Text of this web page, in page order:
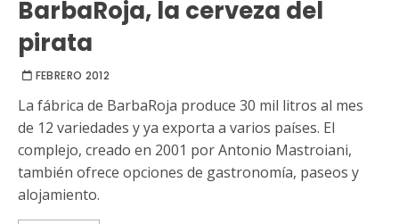
BarbaRoja, la cerveza del
pirata
FEBRERO 2012
La fábrica de BarbaRoja produce 30 mil litros al mes
de 12 variedades y ya exporta a varios países. El
complejo, creado en 2001 por Antonio Mastroiani,
también ofrece opciones de gastronomía, paseos y
alojamiento.